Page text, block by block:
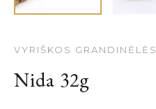
VYRIŠKOS GRANDINĖLĖS
Nida 32g